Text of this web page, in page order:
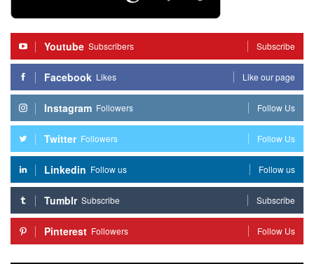
Youtube Subscribers Subscribe
Facebook Likes Like our page
Instagram Followers Follow Us
Twitter Followers Follow Us
Linkedin Follow us Follow us
Tumblr Subscribe Subscribe
Pinterest Followers Follow Us